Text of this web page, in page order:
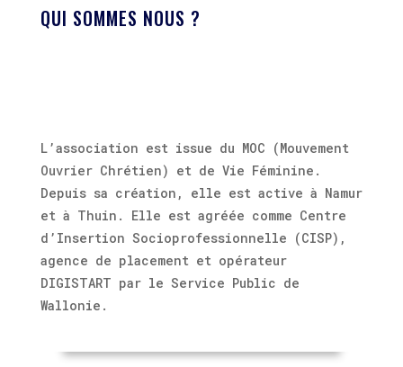
QUI SOMMES NOUS ?
L’association est issue du MOC (Mouvement
Ouvrier Chrétien) et de Vie Féminine.
Depuis sa création, elle est active à Namur
et à Thuin. Elle est agréée comme Centre
d’Insertion Socioprofessionnelle (CISP),
agence de placement et opérateur
DIGISTART par le Service Public de
Wallonie.